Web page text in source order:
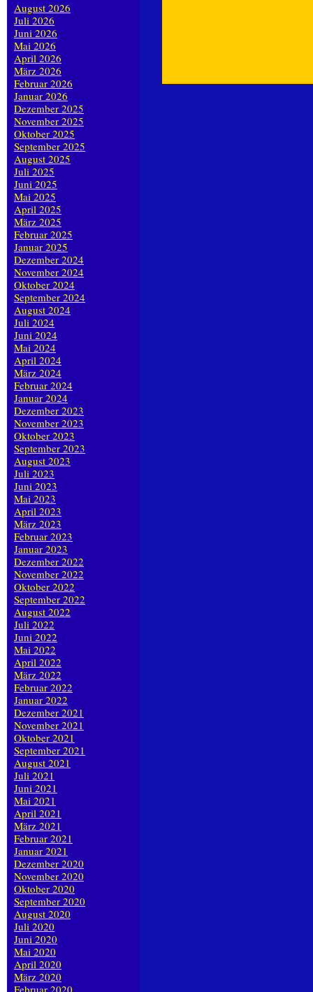
August 2026
Juli 2026
Juni 2026
Mai 2026
April 2026
März 2026
Februar 2026
Januar 2026
Dezember 2025
November 2025
Oktober 2025
September 2025
August 2025
Juli 2025
Juni 2025
Mai 2025
April 2025
März 2025
Februar 2025
Januar 2025
Dezember 2024
November 2024
Oktober 2024
September 2024
August 2024
Juli 2024
Juni 2024
Mai 2024
April 2024
März 2024
Februar 2024
Januar 2024
Dezember 2023
November 2023
Oktober 2023
September 2023
August 2023
Juli 2023
Juni 2023
Mai 2023
April 2023
März 2023
Februar 2023
Januar 2023
Dezember 2022
November 2022
Oktober 2022
September 2022
August 2022
Juli 2022
Juni 2022
Mai 2022
April 2022
März 2022
Februar 2022
Januar 2022
Dezember 2021
November 2021
Oktober 2021
September 2021
August 2021
Juli 2021
Juni 2021
Mai 2021
April 2021
März 2021
Februar 2021
Januar 2021
Dezember 2020
November 2020
Oktober 2020
September 2020
August 2020
Juli 2020
Juni 2020
Mai 2020
April 2020
März 2020
Februar 2020